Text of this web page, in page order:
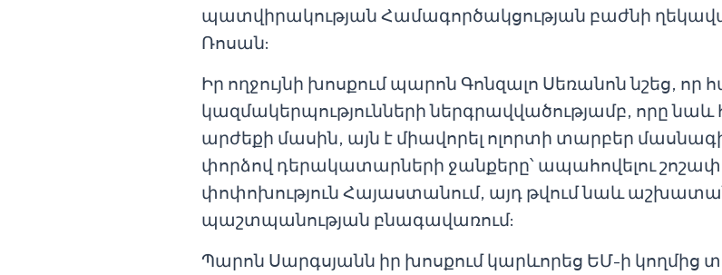
պատվիրակության Համագործակցության բաժնի
Ռոսան:
Իր ողջույնի խոսքում պարոն Գոնզալո Սեռանոն նշեց,
կազմակերպությունների ներգրավվածությամբ, որը նաև
արժեքի մասին, այն է միավորել ոլորտի տարբեր
փորձով դերակատարների ջանքերը՝ ապահովելու
փոփոխություն Հայաստանում, այդ թվում նաև
պաշտպանության բնագավառում:
Պարոն Սարգսյանն իր խոսքում կարևորեց ԵՄ-ի կողմից